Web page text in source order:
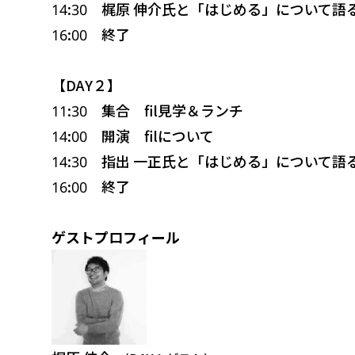
14:30
梶原 伸介氏と「はじめる」について語
16:00
終了
【DAY２】
11:30
集合 fil見学＆ランチ
14:00
開演 ﬁlについて
14:30
指出 一正氏と「はじめる」について語
16:00
終了
ゲストプロフィール